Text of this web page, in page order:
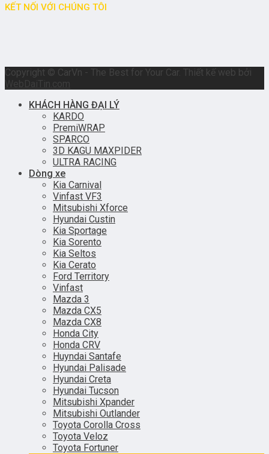
KẾT NỐI VỚI CHÚNG TÔI
Copyright © CarVn - The Best for Your Car. Thiết kế web bởi
WebDaiTin.com
KHÁCH HÀNG ĐẠI LÝ
KARDO
PremiWRAP
SPARCO
3D KAGU MAXPIDER
ULTRA RACING
Dòng xe
Kia Carnival
Vinfast VF3
Mitsubishi Xforce
Hyundai Custin
Kia Sportage
Kia Sorento
Kia Seltos
Kia Cerato
Ford Territory
Vinfast
Mazda 3
Mazda CX5
Mazda CX8
Honda City
Honda CRV
Huyndai Santafe
Hyundai Palisade
Hyundai Creta
Hyundai Tucson
Mitsubishi Xpander
Mitsubishi Outlander
Toyota Corolla Cross
Toyota Veloz
Toyota Fortuner